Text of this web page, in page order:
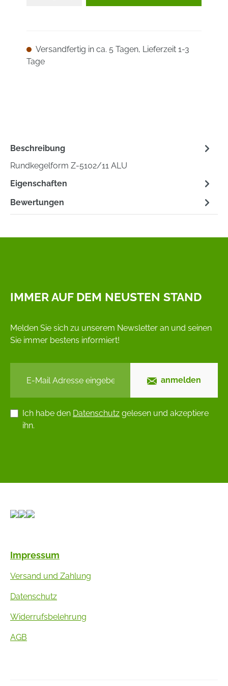
Versandfertig in ca. 5 Tagen, Lieferzeit 1-3
Tage
Beschreibung
Rundkegelform Z-5102/11 ALU
Eigenschaften
Bewertungen
IMMER AUF DEM NEUSTEN STAND
Melden Sie sich zu unserem Newsletter an und seinen
Sie immer bestens informiert!
anmelden
Ich habe den Datenschutz gelesen und akzeptiere
ihn.
Impressum
Versand und Zahlung
Datenschutz
Widerrufsbelehrung
AGB